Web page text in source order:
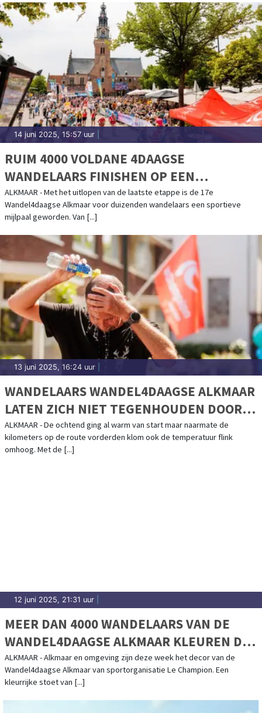
14 juni 2025, 15:57 uur
RUIM 4000 VOLDANE 4DAAGSE
WANDELAARS FINISHEN OP EEN
BRUISEND WAAGPLEIN
ALKMAAR - Met het uitlopen van de laatste etappe is de 17e
Wandel4daagse Alkmaar voor duizenden wandelaars een sportieve
mijlpaal geworden. Van [...]
13 juni 2025, 16:24 uur
WANDELAARS WANDEL4DAAGSE ALKMAAR
LATEN ZICH NIET TEGENHOUDEN DOOR
HITTE OP DERDE DAG
ALKMAAR - De ochtend ging al warm van start maar naarmate de
kilometers op de route vorderden klom ook de temperatuur flink
omhoog. Met de [...]
12 juni 2025, 21:31 uur
MEER DAN 4000 WANDELAARS VAN DE
WANDEL4DAAGSE ALKMAAR KLEUREN DE
WEEK
ALKMAAR - Alkmaar en omgeving zijn deze week het decor van de
Wandel4daagse Alkmaar van sportorganisatie Le Champion. Een
kleurrijke stoet van [...]